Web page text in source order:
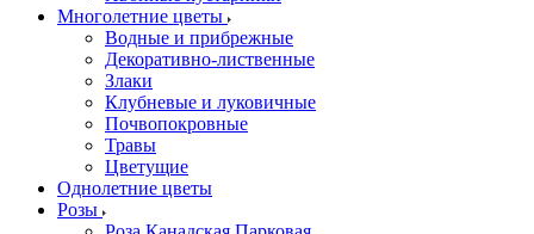
Многолетние цветы
Водные и прибрежные
Декоративно-лиственные
Злаки
Клубневые и луковичные
Почвопокровные
Травы
Цветущие
Однолетние цветы
Розы